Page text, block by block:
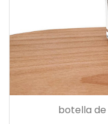
botella